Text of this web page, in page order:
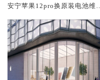
安宁苹果12pro换原装电池维修